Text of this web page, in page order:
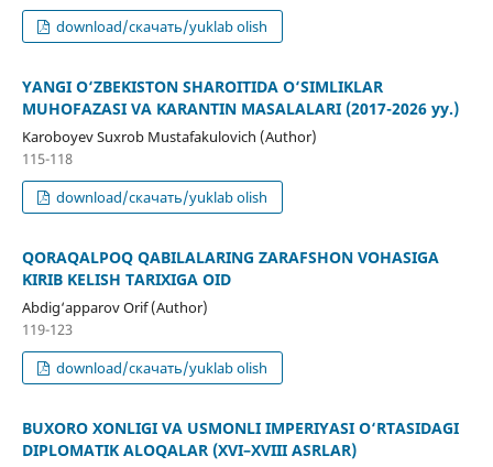
download/скачать/yuklab olish
YANGI O‘ZBEKISTON SHAROITIDA O‘SIMLIKLAR
MUHOFAZASI VA KARANTIN MASALALARI (2017-2026 yy.)
Karoboyev Suxrob Mustafakulovich (Author)
115-118
download/скачать/yuklab olish
QORAQALPOQ QABILALARING ZARAFSHON VOHASIGA
KIRIB KELISH TARIXIGA OID
Abdig‘apparov Orif (Author)
119-123
download/скачать/yuklab olish
BUXORO XONLIGI VA USMONLI IMPERIYASI O‘RTASIDAGI
DIPLOMATIK ALOQALAR (XVI–XVIII ASRLAR)